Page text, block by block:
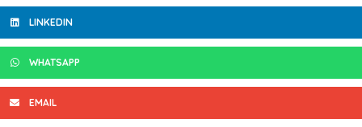
LINKEDIN
WHATSAPP
EMAIL